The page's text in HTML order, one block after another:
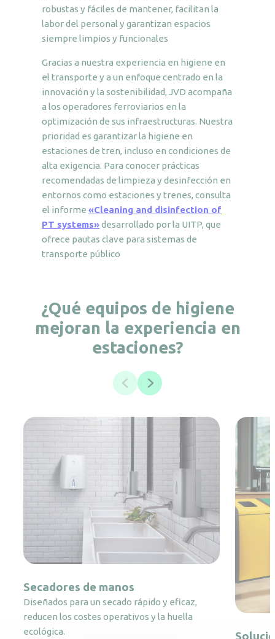
robustas y fáciles de mantener, facilitan la
labor del personal y garantizan espacios
siempre limpios y funcionales
Gracias a nuestra experiencia en higiene en
el transporte y a un enfoque centrado en la
innovación y la sostenibilidad, JVD acompaña
a los operadores ferroviarios en la
optimización de sus infraestructuras. Nuestra
prioridad es garantizar la higiene en
estaciones de tren, incluso en condiciones de
alta exigencia. Para conocer prácticas
recomendadas de limpieza y desinfección en
entornos como estaciones y trenes, consulta
el informe «Cleaning and disinfection of
PT systems»desarrollado por la UITP, que
ofrece pautas clave para sistemas de
transporte público
¿Qué equipos de higiene
mejoran la experiencia en
estaciones?
Secadores de manos
Diseñados para un secado rápido y eficaz,
reducen los costes operativos y la huella
ecológica.